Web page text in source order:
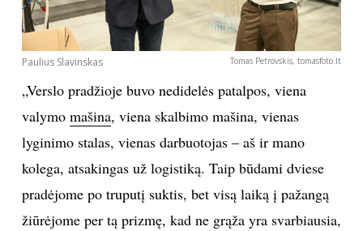
Paulius Slavinskas Tomas Petrovskis, tomasfoto.lt
„Verslo pradžioje buvo nedidelės patalpos, viena
valymo mašina, viena skalbimo mašina, vienas
lyginimo stalas, vienas darbuotojas – aš ir mano
kolega, atsakingas už logistiką. Taip būdami dviese
pradėjome po truputį suktis, bet visą laiką į pažangą
žiūrėjome per tą prizmę, kad ne grąža yra svarbiausia,